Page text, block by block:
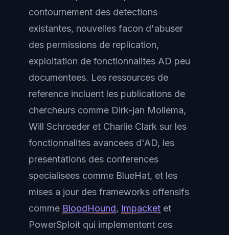
contournement des detections
existantes, nouvelles facon d'abuser
des permissions de replication,
exploitation de fonctionnalites AD peu
documentees. Les ressources de
reference incluent les publications de
chercheurs comme Dirk-jan Mollema,
Will Schroeder et Charlie Clark sur les
fonctionnalites avancees d'AD, les
presentations des conferences
specialisees comme BlueHat, et les
mises a jour des frameworks offensifs
comme BloodHound, Impacket et
PowerSploit qui implementent ces